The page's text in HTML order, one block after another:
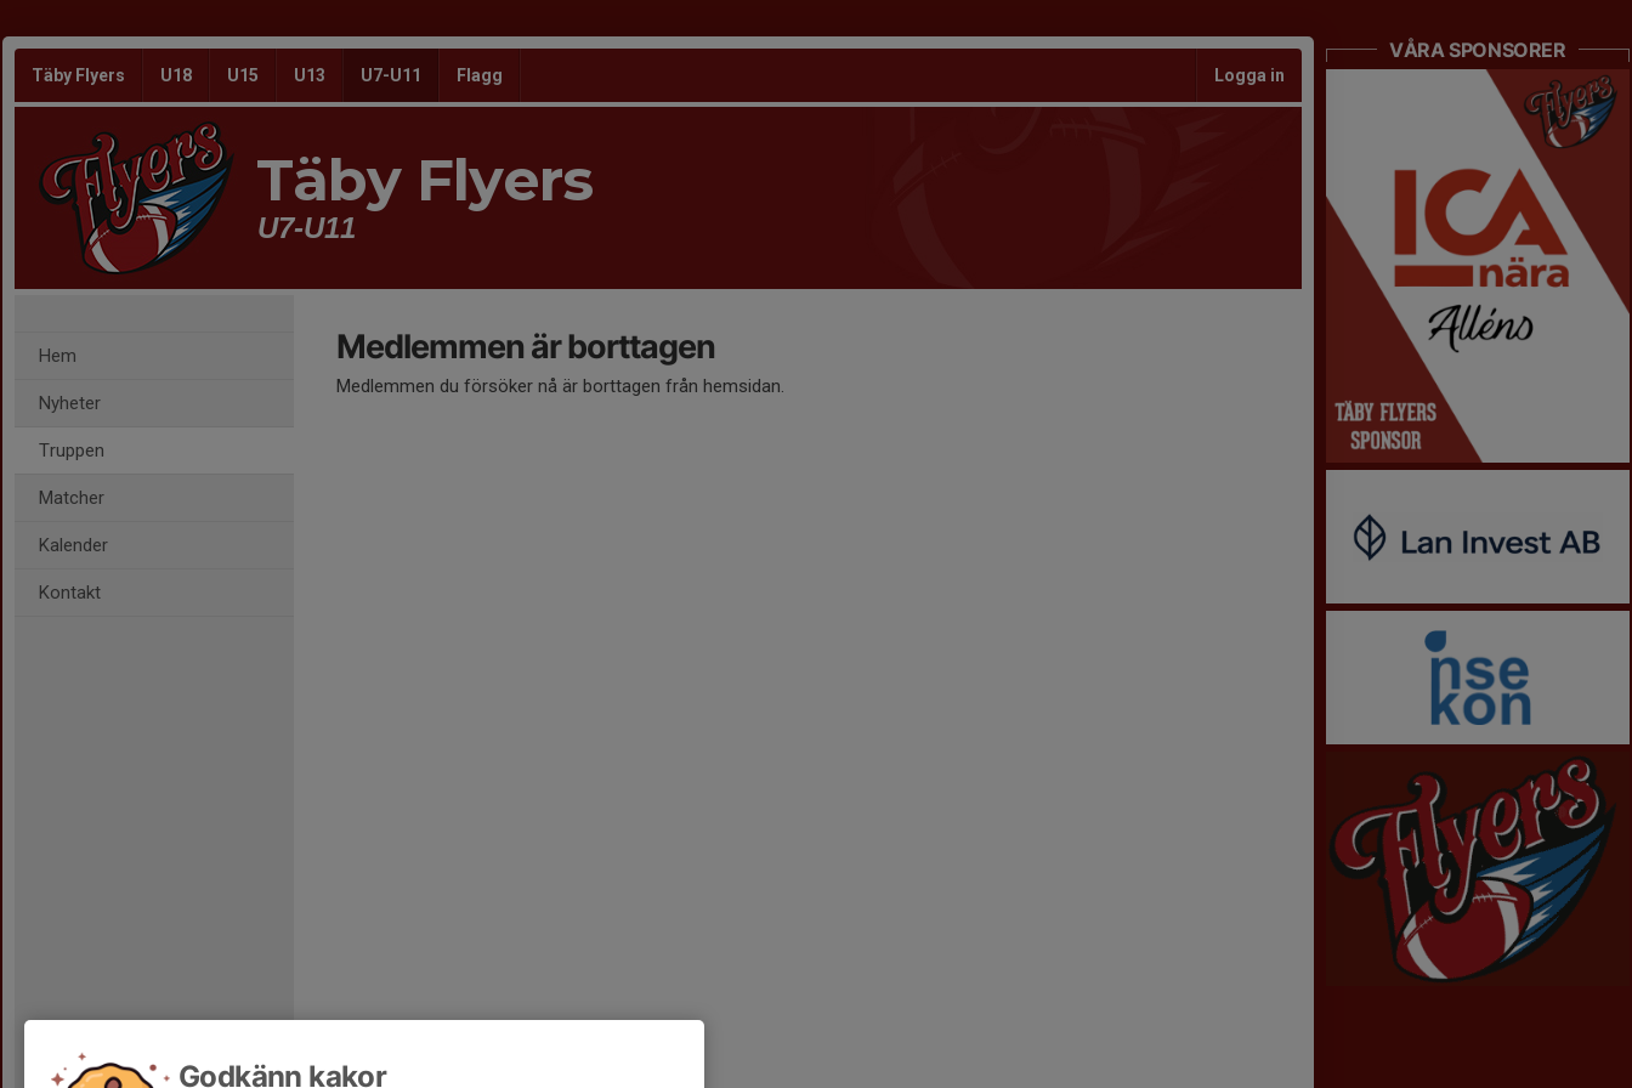
Täby Flyers U18 U15 U13 U7-U11 Flagg Logga in
Täby Flyers
U7-U11
Hem
Nyheter
Truppen
Matcher
Kalender
Kontakt
Medlemmen är borttagen
Medlemmen du försöker nå är borttagen från hemsidan.
VÅRA SPONSORER
Godkänn kakor